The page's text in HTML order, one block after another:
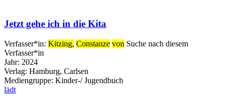
Jetzt gehe ich in die Kita
Verfasser*in: Kitzing, Constanze von Suche nach diesem
Verfasser*in
Jahr: 2024
Verlag: Hamburg, Carlsen
Mediengruppe: Kinder-/ Jugendbuch
lädt